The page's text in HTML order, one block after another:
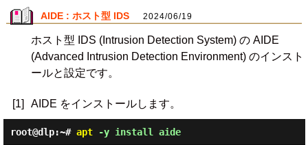
AIDE : ホスト型 IDS 2024/06/19
ホスト型 IDS (Intrusion Detection System) の AIDE
(Advanced Intrusion Detection Environment) のインスト
ールと設定です。
[1] AIDE をインストールします。
root@dlp:~# apt-y install aide